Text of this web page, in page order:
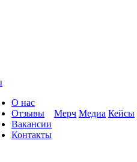
О нас
Отзывы
Вакансии
Контакты
Мерч Медиа Кейсы